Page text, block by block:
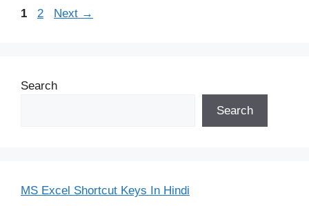
Page
1 Page
2 Next →
Search
Search
MS Excel Shortcut Keys In Hindi